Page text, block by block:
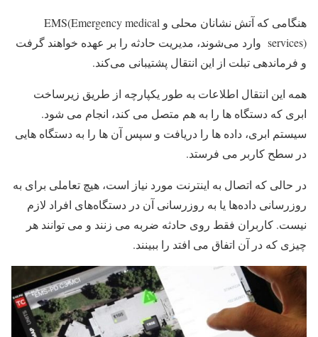
هنگامی که آتش نشانان محلی و EMS(Emergency medical
services) وارد می‌شوند، مدیریت حادثه را بر عهده خواهند گرفت
و فرماندهی تبلت از این انتقال پشتیبانی می‌کند.
همه این انتقال اطلاعات به طور یکپارچه از طریق زیرساخت
ابری که دستگاه ها را به هم متصل می کند، انجام می شود.
سیستم ابری، داده ها را دریافت و سپس آن ها را به دستگاه هایی
در سطح کاربر می فرستد.
در حالی که اتصال به اینترنت مورد نیاز است، هیچ تعاملی برای به
‌روزرسانی داده‌ها یا به‌ روزرسانی آن در دستگاه‌های افراد لازم
نیست. کاربران فقط روی حادثه ضربه می زنند و می توانند هر
چیزی که در آن اتفاق می افتد را ببینند.